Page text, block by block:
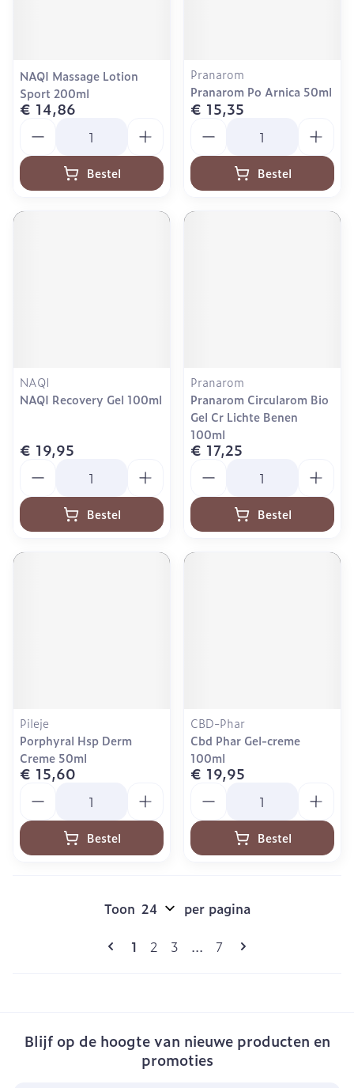
NAQI Massage Lotion
Sport 200ml
€ 14,86
Bestel
Pranarom
Pranarom Po Arnica 50ml
€ 15,35
Bestel
NAQI
NAQI Recovery Gel 100ml
€ 19,95
Bestel
Pranarom
Pranarom Circularom Bio
Gel Cr Lichte Benen
100ml
€ 17,25
Bestel
Pileje
Porphyral Hsp Derm
Creme 50ml
€ 15,60
Bestel
CBD-Phar
Cbd Phar Gel-creme
100ml
€ 19,95
Bestel
Pagina's
U lees momenteel pagina
1 Pagina
2 Pagina
3 ... Pagina
7
Toon per pagina
Blijf op de hoogte van nieuwe producten en
promoties